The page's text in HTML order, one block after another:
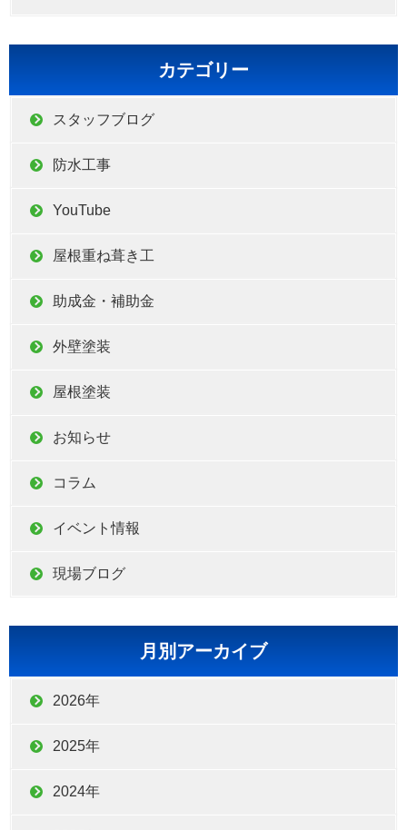
カテゴリー
スタッフブログ
防水工事
YouTube
屋根重ね葺き工
助成金・補助金
外壁塗装
屋根塗装
お知らせ
コラム
イベント情報
現場ブログ
月別アーカイブ
2026年
2025年
2024年